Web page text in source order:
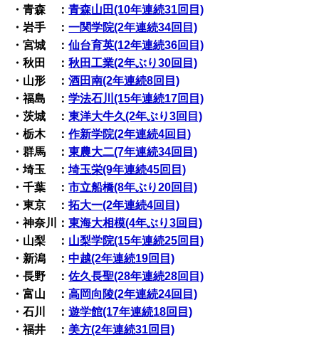
・青森 ：青森山田(10年連続31回目)
・岩手 ：一関学院(2年連続34回目)
・宮城 ：仙台育英(12年連続36回目)
・秋田 ：秋田工業(2年ぶり30回目)
・山形 ：酒田南(2年連続8回目)
・福島 ：学法石川(15年連続17回目)
・茨城 ：東洋大牛久(2年ぶり3回目)
・栃木 ：作新学院(2年連続4回目)
・群馬 ：東農大二(7年連続34回目)
・埼玉 ：埼玉栄(9年連続45回目)
・千葉 ：市立船橋(8年ぶり20回目)
・東京 ：拓大一(2年連続4回目)
・神奈川：東海大相模(4年ぶり3回目)
・山梨 ： 山梨学院(15年連続25回目)
・新潟 ：中越(2年連続19回目)
・長野 ：佐久長聖(28年連続28回目)
・富山 ：高岡向陵(2年連続24回目)
・石川 ：遊学館(17年連続18回目)
・福井 ： 美方(2年連続31回目)